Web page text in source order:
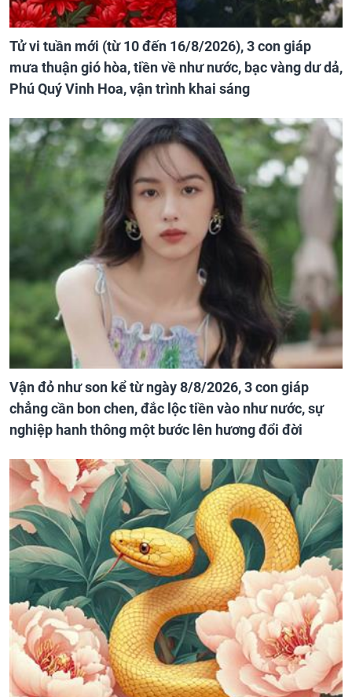
Tử vi tuần mới (từ 10 đến 16/8/2026), 3 con giáp
mưa thuận gió hòa, tiền về như nước, bạc vàng dư dả,
Phú Quý Vinh Hoa, vận trình khai sáng
Vận đỏ như son kể từ ngày 8/8/2026, 3 con giáp
chẳng cần bon chen, đắc lộc tiền vào như nước, sự
nghiệp hanh thông một bước lên hương đổi đời